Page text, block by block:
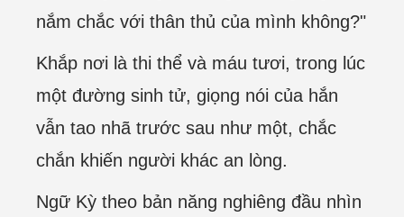
nắm chắc với thân thủ của mình không?"
Khắp nơi là thi thể và máu tươi, trong lúc
một đường sinh tử, giọng nói của hắn
vẫn tao nhã trước sau như một, chắc
chắn khiến người khác an lòng.
Ngữ Kỳ theo bản năng nghiêng đầu nhìn